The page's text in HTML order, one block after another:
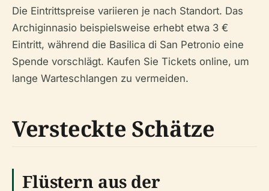
Die Eintrittspreise variieren je nach Standort. Das
Archiginnasio beispielsweise erhebt etwa 3 €
Eintritt, während die Basilica di San Petronio eine
Spende vorschlägt. Kaufen Sie Tickets online, um
lange Warteschlangen zu vermeiden.
Versteckte Schätze
Flüstern aus der